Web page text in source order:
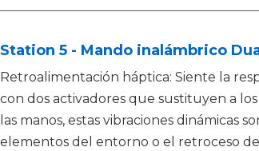
5 - Mando inalámbrico
Retroalimentación háptica: Siente la
con dos activadores que sustituyen a
las manos, estas vibraciones dinámicas
elementos del entorno o el retroceso